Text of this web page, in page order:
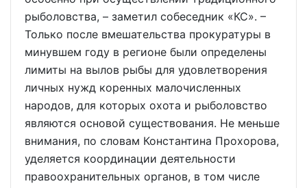
рыболовства, – заметил собеседник «КС». –
Только после вмешательства прокуратуры в
минувшем году в регионе были определены
лимиты на вылов рыбы для удовлетворения
личных нужд коренных малочисленных
народов, для которых охота и рыболовство
являются основой существования. Не меньше
внимания, по словам Константина Прохорова,
уделяется координации деятельности
правоохранительных органов, в том числе